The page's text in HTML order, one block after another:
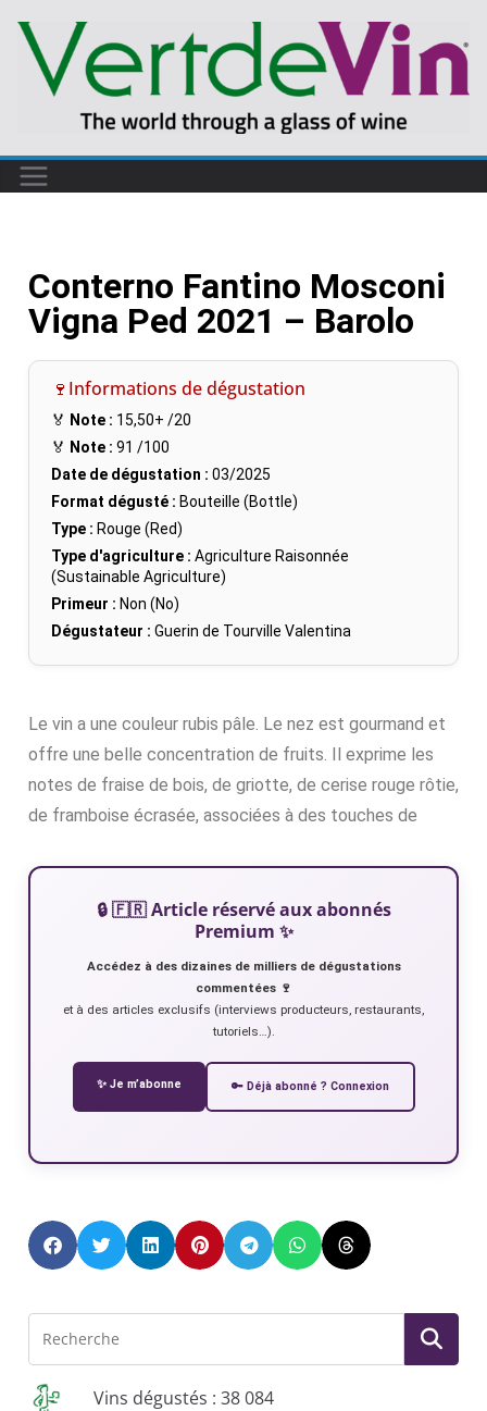
Conterno Fantino Mosconi
Vigna Ped 2021 – Barolo
🍷Informations de dégustation
🏅 Note : 15,50+ /20
🏅 Note : 91 /100
Date de dégustation : 03/2025
Format dégusté : Bouteille (Bottle)
Type : Rouge (Red)
Type d'agriculture : Agriculture Raisonnée
(Sustainable Agriculture)
Primeur : Non (No)
Dégustateur : Guerin de Tourville Valentina
Le vin a une couleur rubis pâle. Le nez est gourmand et
offre une belle concentration de fruits. Il exprime les
notes de fraise de bois, de griotte, de cerise rouge rôtie,
de framboise écrasée, associées à des touches de
🔒 🇫🇷 Article réservé aux abonnés
Premium ✨
Accédez à des dizaines de milliers de dégustations
commentées 🍷
et à des articles exclusifs (interviews producteurs, restaurants,
tutoriels…).
✨ Je m’abonne 🔑 Déjà abonné ? Connexion
Vins dégustés : 38 084